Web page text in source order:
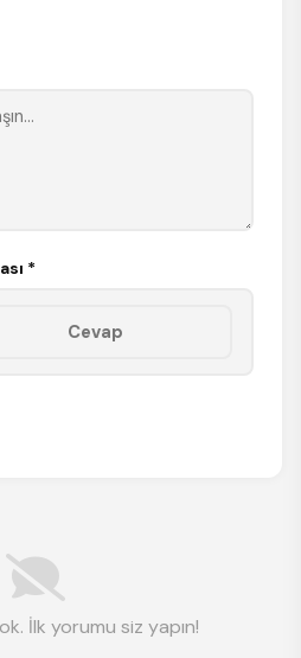
*
İlk yorumu siz yapın!